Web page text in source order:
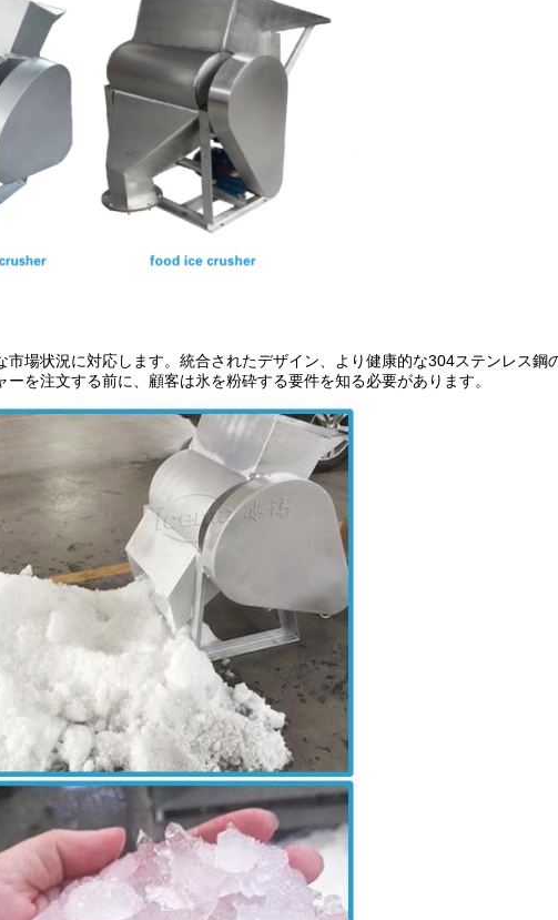
場状況に対応します。統合されたデザイン、より健康的な304ステンレス
を注文する前に、顧客は氷を粉砕する要件を知る必要があります。